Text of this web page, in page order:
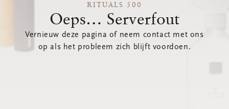
RITUALS 500
Oeps… Serverfout
Vernieuw deze pagina of neem contact met ons
op als het probleem zich blijft voordoen.